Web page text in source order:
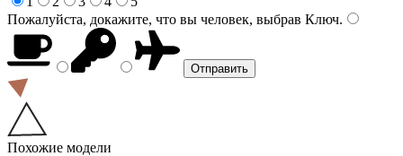
Пожалуйста, докажите, что вы человек, выбрав Ключ.
Похожие модели